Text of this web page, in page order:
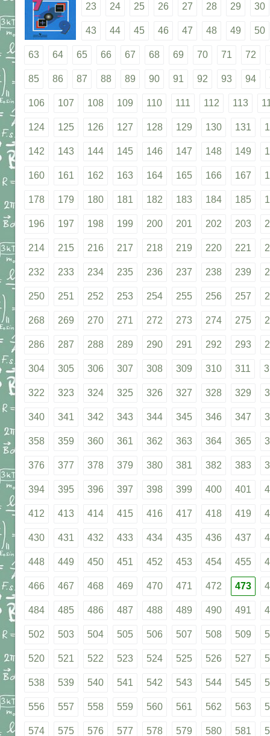
23 24 25 26 27 28 29 30
43 44 45 46 47 48 49 50
63 64 65 66 67 68 69 70 71 72
85 86 87 88 89 90 91 92 93 94
106 107 108 109 110 111 112 113
124 125 126 127 128 129 130 131
142 143 144 145 146 147 148 149
160 161 162 163 164 165 166 167
178 179 180 181 182 183 184 185
196 197 198 199 200 201 202 203
214 215 216 217 218 219 220 221
232 233 234 235 236 237 238 239
250 251 252 253 254 255 256 257
268 269 270 271 272 273 274 275
286 287 288 289 290 291 292 293
304 305 306 307 308 309 310 311
322 323 324 325 326 327 328 329
340 341 342 343 344 345 346 347
358 359 360 361 362 363 364 365
376 377 378 379 380 381 382 383
394 395 396 397 398 399 400 401
412 413 414 415 416 417 418 419
430 431 432 433 434 435 436 437
448 449 450 451 452 453 454 455
466 467 468 469 470 471 472 473
484 485 486 487 488 489 490 491
502 503 504 505 506 507 508 509
520 521 522 523 524 525 526 527
538 539 540 541 542 543 544 545
556 557 558 559 560 561 562 563
574 575 576 577 578 579 580 581